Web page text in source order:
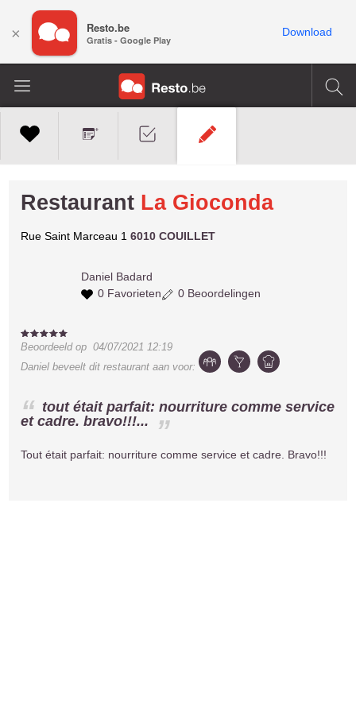
Restaurant La Gioconda
Rue Saint Marceau 1 6010 COUILLET
Daniel Badard
0 Favorieten
0 Beoordelingen
Beoordeeld op04/07/2021 12:19
Daniel beveelt dit restaurant aan voor:
tout était parfait: nourriture comme service
et cadre. bravo!!!...
Tout était parfait: nourriture comme service et cadre. Bravo!!!
× Resto.be
Gratis - Google Play
Download